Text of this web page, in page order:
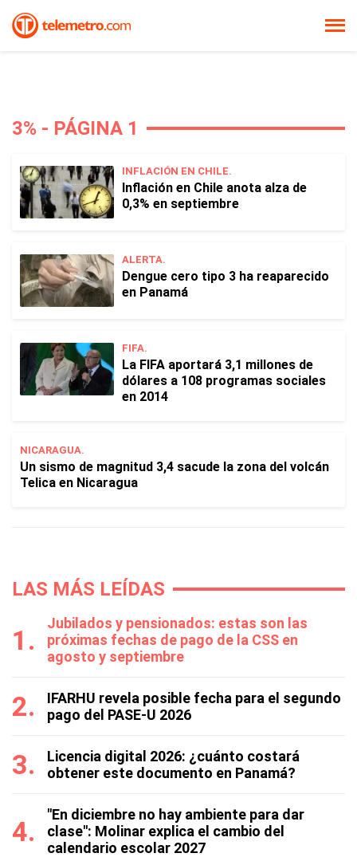
3% - PÁGINA 1
INFLACIÓN EN CHILE.
Inflación en Chile anota alza de
0,3% en septiembre
ALERTA.
Dengue cero tipo 3 ha reaparecido
en Panamá
FIFA.
La FIFA aportará 3,1 millones de
dólares a 108 programas sociales
en 2014
NICARAGUA.
Un sismo de magnitud 3,4 sacude la zona del volcán
Telica en Nicaragua
LAS MÁS LEÍDAS
Jubilados y pensionados: estas son las
próximas fechas de pago de la CSS en
agosto y septiembre
IFARHU revela posible fecha para el segundo
pago del PASE-U 2026
Licencia digital 2026: ¿cuánto costará
obtener este documento en Panamá?
"En diciembre no hay ambiente para dar
clase": Molinar explica el cambio del
calendario escolar 2027